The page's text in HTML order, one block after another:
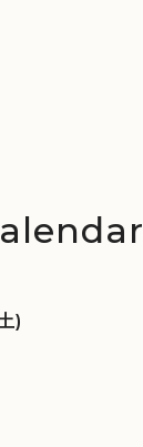
)